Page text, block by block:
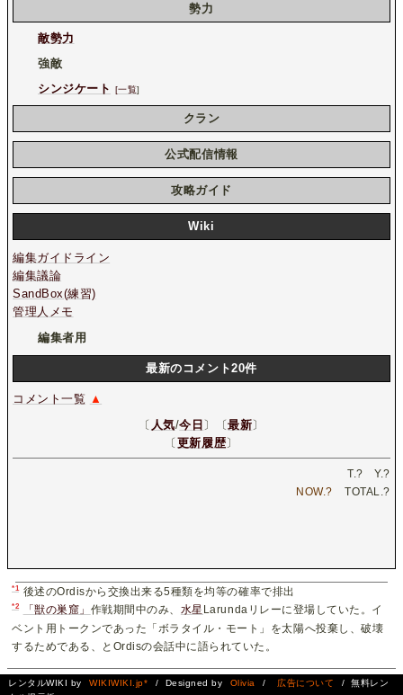
勢力
敵勢力
強敵
シンジケート
[一覧]
クラン
公式配信情報
攻略ガイド
Wiki
編集ガイドライン
編集議論
SandBox(練習)
管理人メモ
編集者用
最新のコメント20件
コメント一覧 ▲
〔 人気/今日 〕〔最新〕
〔 更新履歴〕
T.? Y.?
NOW.? TOTAL.?
*1 後述のOrdisから交換出来る5種類を均等の確率で排出
*2 「獣の巣窟」 作戦期間中のみ、 水星
Larundaリレーに登場していた。イ
ベント用トークンであった「ボラタイル・モート」を太陽へ投棄し、破壊
するためである、とOrdisの会話中に語られていた。
レンタルWIKI by WIKIWIKI.jp* / Designed by Olivia / 広告について
/ 無料レン